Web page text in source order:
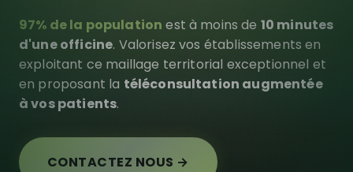
97% de la population est à moins de 10 minutes
d'une officine. Valorisez vos établissements en
exploitant ce maillage territorial exceptionnel et
en proposant la téléconsultation augmentée
à vos patients.
CONTACTEZ NOUS →